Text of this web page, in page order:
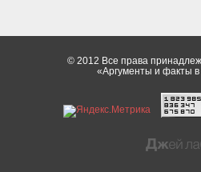
© 2012 Все права
«Аргументы и факты